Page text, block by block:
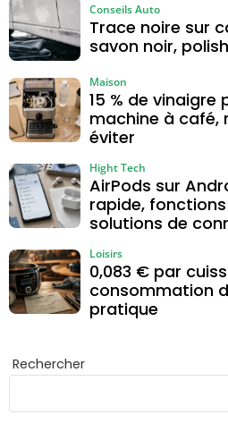
Trace noire sur
savon noir,
Conseils Auto
15 % de
machine à café,
éviter
Maison
AirPods sur
rapide,
solutions de
Hight Tech
0,083 € par
consommation
pratique
Loisirs
Rechercher